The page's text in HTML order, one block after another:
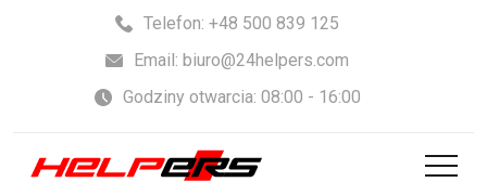
Telefon: +48 500 839 125
Email: biuro@24helpers.com
Godziny otwarcia: 08:00 - 16:00